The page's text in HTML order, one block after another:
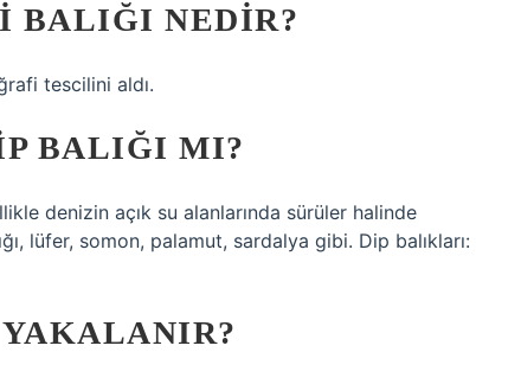
BALIĞI NEDIR?
tescilini aldı.
BALIĞI MI?
denizin açık su alanlarında sürüler halinde
lüfer, somon, palamut, sardalya gibi. Dip balıkları: